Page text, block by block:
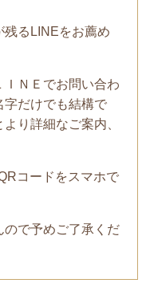
残るLINEをお薦め
ＩＮＥでお問い合わ
字だけでも結構で
り詳細なご案内、
コードをスマホで
ので予めご了承くだ